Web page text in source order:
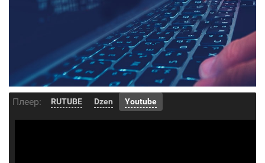
Плеер: RUTUBE Dzen Youtube